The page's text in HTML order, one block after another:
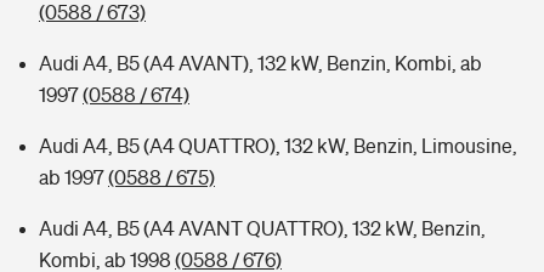
(0588 / 673)
Audi A4, B5 (A4 AVANT), 132 kW, Benzin, Kombi, ab
1997(0588 / 674)
Audi A4, B5 (A4 QUATTRO), 132 kW, Benzin, Limousine,
ab 1997(0588 / 675)
Audi A4, B5 (A4 AVANT QUATTRO), 132 kW, Benzin,
Kombi, ab 1998 (0588 / 676)